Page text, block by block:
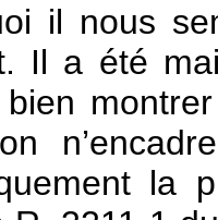
il nous
Il a été
la